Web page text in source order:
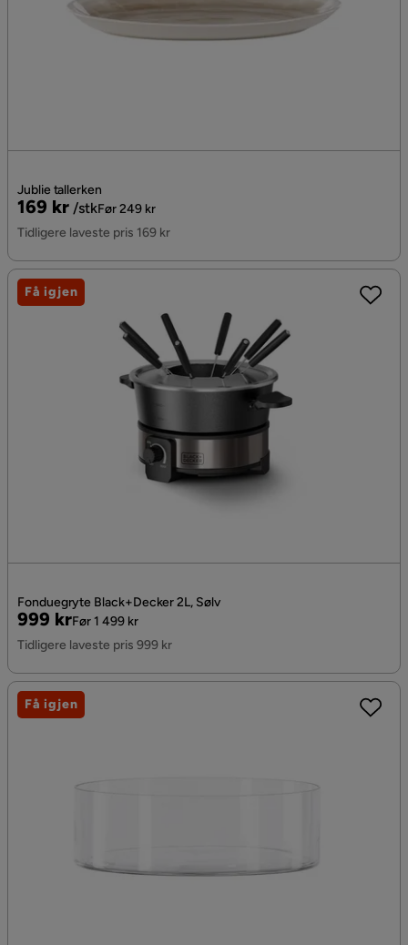
Jublie tallerken
Pris
169 kr /stk
Original
Pris
Før 249 kr
Tidligere laveste pris 169 kr
Fonduegryte Black+Decker 2L, Sølv
Pris
999 kr
Original
Pris
Før 1 499 kr
Tidligere laveste pris 999 kr
Få igjen
Få igjen